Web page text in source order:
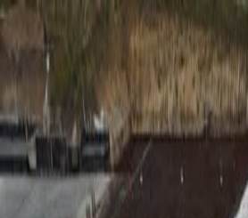
RADIO SOMEȘ
Categorii
EmisiuniPodcastIstoric melodii